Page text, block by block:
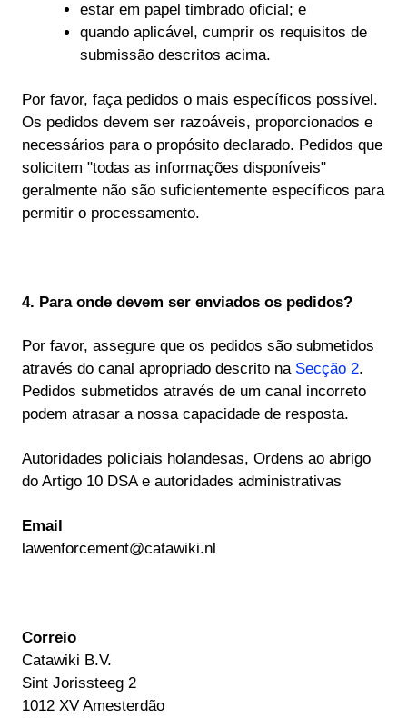
estar em papel timbrado oficial; e
quando aplicável, cumprir os requisitos de
submissão descritos acima.
Por favor, faça pedidos o mais específicos possível.
Os pedidos devem ser razoáveis, proporcionados e
necessários para o propósito declarado. Pedidos que
solicitem "todas as informações disponíveis"
geralmente não são suficientemente específicos para
permitir o processamento.
4. Para onde devem ser enviados os pedidos?
Por favor, assegure que os pedidos são submetidos
através do canal apropriado descrito na Secção 2.
Pedidos submetidos através de um canal incorreto
podem atrasar a nossa capacidade de resposta.
Autoridades policiais holandesas, Ordens ao abrigo
do Artigo 10 DSA e autoridades administrativas
Email
lawenforcement@catawiki.nl
Correio
Catawiki B.V.
Sint Jorissteeg 2
1012 XV Amesterdão